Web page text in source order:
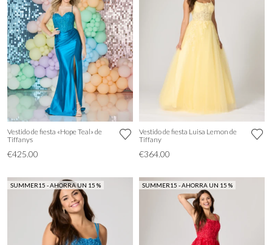
Vestido de fiesta «Hope Teal» de
Tiffanys
€425.00
Vestido de fiesta Luisa Lemon de
Tiffany
€364.00
SUMMER15 - AHORRA UN 15 % SUMMER15 - AHORRA UN 15 %